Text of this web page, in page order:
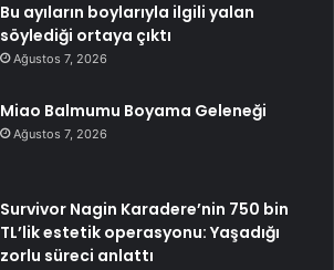
Bu ayıların boylarıyla ilgili yalan
söylediği ortaya çıktı
Ağustos 7, 2026
Miao Balmumu Boyama Geleneği
Ağustos 7, 2026
Survivor Nagin Karadere’nin 750 bin
TL’lik estetik operasyonu: Yaşadığı
zorlu süreci anlattı